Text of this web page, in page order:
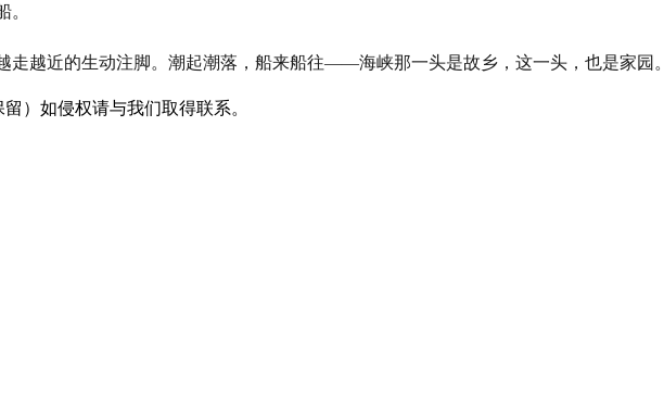
。
走越近的生动注脚。潮起潮落，船来船往——海峡那一头是故乡，这一头，也是家园。
）如侵权请与我们取得联系。